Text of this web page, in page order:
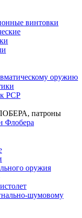
винтовки
оружию
PCP
патроны
Флобера
оружия
шумовому